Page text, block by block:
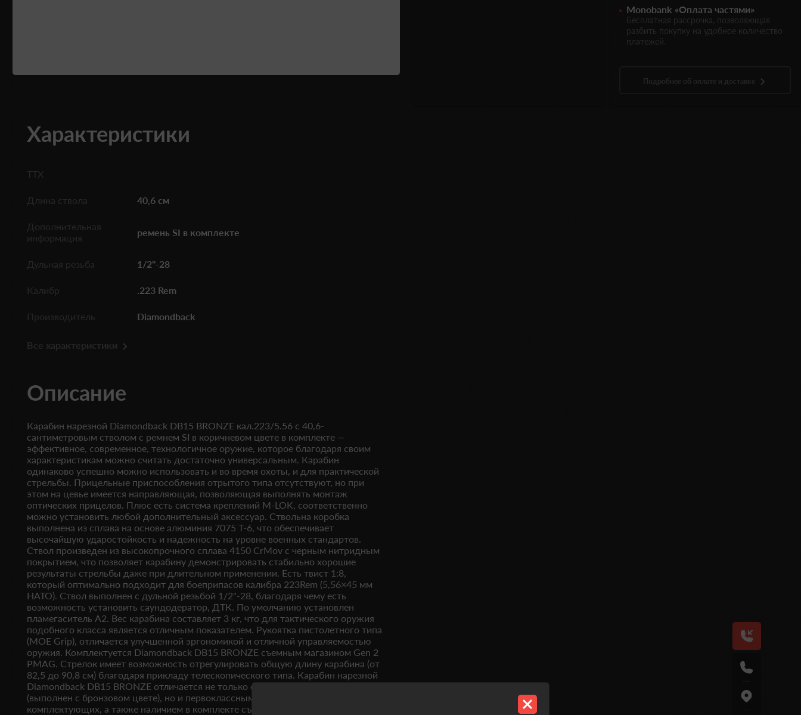
Характеристики
ТТХ
Длина ствола 40,6 см
Дополнительная
информация
ремень SI в комплекте
Дульная резьба 1/2"-28
Калибр .223 Rem
Производитель Diamondback
Все характеристики
Описание
Карабин нарезной Diamondback DB15 BRONZE кал.223/5.56 с 40,6-
сантиметровым стволом с ремнем SI в коричневом цвете в комплекте —
эффективное, современное, технологичное оружие, которое благодаря своим
характеристикам можно считать достаточно универсальным. Карабин
одинаково успешно можно использовать и во время охоты, и для практической
стрельбы. Прицельные приспособления отрытого типа отсутствуют, но при
этом на цевье имеется направляющая, позволяющая выполнять монтаж
оптических прицелов. Плюс есть система креплений M-LOK, соответственно
можно установить любой дополнительный аксессуар. Ствольна коробка
выполнена из сплава на основе алюминия 7075 T-6, что обеспечивает
высочайшую ударостойкость и надежность на уровне военных стандартов.
Ствол произведен из высокопрочного сплава 4150 CrMov с черным нитридным
покрытием, что позволяет карабину демонстрировать стабильно хорошие
результаты стрельбы даже при длительном применении. Есть твист 1:8,
который оптимально подходит для боеприпасов калибра 223Rem (5,56×45 мм
НАТО). Ствол выполнен с дульной резьбой 1/2"-28, благодаря чему есть
возможность установить саундодератор, ДТК. По умолчанию установлен
пламегаситель A2. Вес карабина составляет 3 кг, что для тактического оружия
подобного класса является отличным показателем. Рукоятка пистолетного типа
(MOE Grip), отличается улучшенной эргономикой и отличной управляемостью
оружия. Комплектуется Diamondback DB15 BRONZE съемным магазином Gen 2
PMAG. Стрелок имеет возможность отрегулировать общую длину карабина (от
82,5 до 90,8 см) благодаря прикладу телескопического типа. Карабин нарезной
Diamondback DB15 BRONZE отличается не только стильным дизайном
(выполнен с бронзовом цвете), но и первоклассным качеством сборки и
комплектующих, а также наличием в комплекте съемного ремня для переноски.
Monobank «Оплата частями»
Бесплатная рассрочка, позволяющая
разбить покупку на удобное количество
платежей.
Подробнее об оплате и доставке